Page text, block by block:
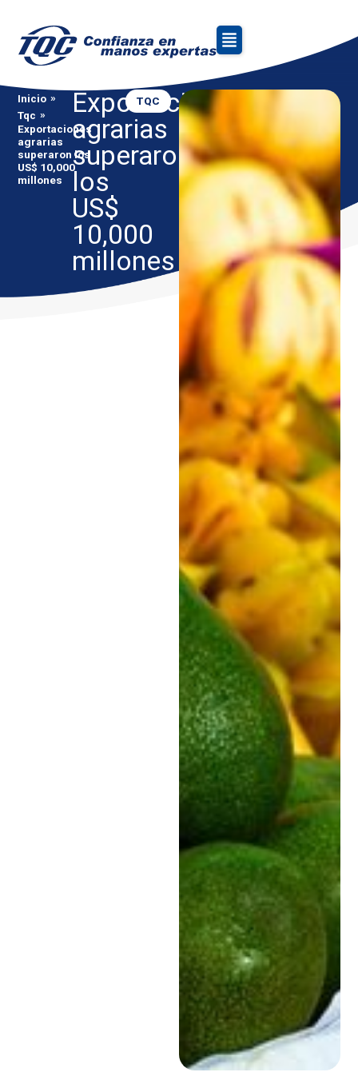
Inicio »
Tqc »
Exportaciones
agrarias
superaron los
US$ 10,000
millones
Exportaciones
agrarias
superaron
los
US$
10,000
millones
TQC
febrero,